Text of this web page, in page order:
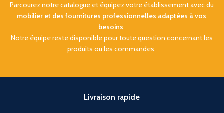
Parcourez notre catalogue et équipez votre établissement avec du
mobilier et des fournitures professionnelles adaptées à vos
besoins.
Notre équipe reste disponible pour toute question concernant les
produits ou les commandes.
Livraison rapide